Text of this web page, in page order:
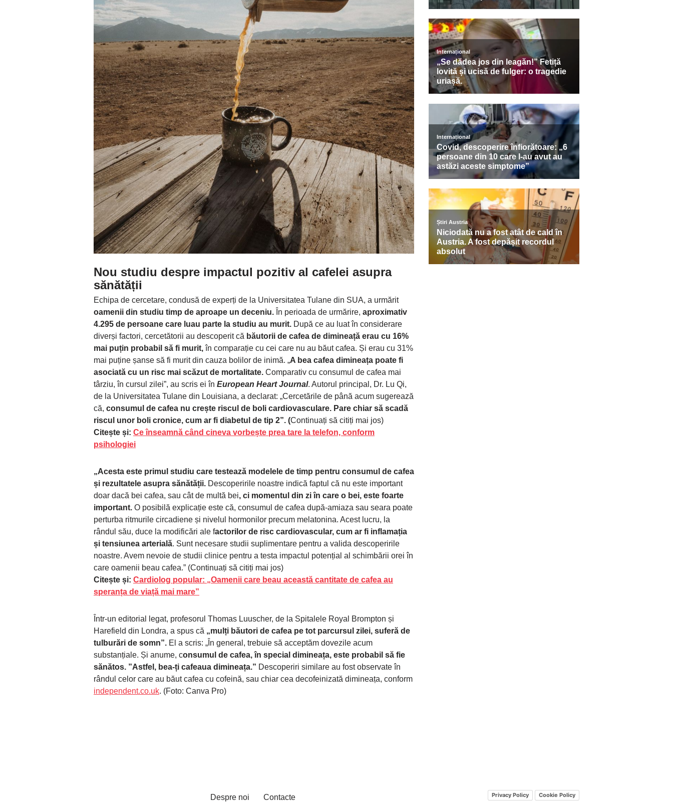
Nou studiu despre impactul pozitiv al cafelei asupra
sănătății
Echipa de cercetare, condusă de experți de la Universitatea Tulane din SUA, a urmărit
oamenii din studiu timp de aproape un deceniu. În perioada de urmărire, aproximativ
4.295 de persoane care luau parte la studiu au murit. După ce au luat în considerare
diverși factori, cercetătorii au descoperit că băutorii de cafea de dimineață erau cu 16%
mai puțin probabil să fi murit,în comparație cu cei care nu au băut cafea. Și erau cu 31%
mai puține șanse să fi murit din cauza bolilor de inimă. „A bea cafea dimineața poate fi
asociată cu un risc mai scăzut de mortalitate. Comparativ cu consumul de cafea mai
târziu, în cursul zilei”, au scris ei în European Heart Journal. Autorul principal, Dr. Lu Qi,
de la Universitatea Tulane din Louisiana, a declarat: „Cercetările de până acum sugerează
că, consumul de cafea nu crește riscul de boli cardiovasculare. Pare chiar să scadă
riscul unor boli cronice, cum ar fi diabetul de tip 2”. (Continuați să citiți mai jos)
Citește și: Ce înseamnă când cineva vorbește prea tare la telefon, conform
psihologiei
„Acesta este primul studiu care testează modelele de timp pentru consumul de cafea
și rezultatele asupra sănătății. Descoperirile noastre indică faptul că nu este important
doar dacă bei cafea, sau cât de multă bei, ci momentul din zi în care o bei, este foarte
important. O posibilă explicație este că, consumul de cafea după-amiaza sau seara poate
perturba ritmurile circadiene și nivelul hormonilor precum melatonina. Acest lucru, la
rândul său, duce la modificări ale factorilor de risc cardiovascular, cum ar fi inflamația
și tensiunea arterială. Sunt necesare studii suplimentare pentru a valida descoperirile
noastre. Avem nevoie de studii clinice pentru a testa impactul potențial al schimbării orei în
care oamenii beau cafea.” (Continuați să citiți mai jos)
Citește și: Cardiolog popular: „Oamenii care beau această cantitate de cafea au
speranța de viață mai mare”
Într-un editorial legat, profesorul Thomas Luuscher, de la Spitalele Royal Brompton și
Harefield din Londra, a spus că „mulți băutori de cafea pe tot parcursul zilei, suferă de
tulburări de somn”. El a scris: „În general, trebuie să acceptăm dovezile acum
substanțiale. Și anume, consumul de cafea, în special dimineața, este probabil să fie
sănătos. ”Astfel, bea-ți cafeaua dimineața.” Descoperiri similare au fost observate în
rândul celor care au băut cafea cu cofeină, sau chiar cea decofeinizată dimineața, conform
independent.co.uk. (Foto: Canva Pro)
Despre noi Contacte Privacy Policy Cookie Policy